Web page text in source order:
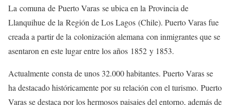
La comuna de Puerto Varas se ubica en la Provincia de
Llanquihue de la Región de Los Lagos (Chile). Puerto Varas fue
creada a partir de la colonización alemana con inmigrantes que se
asentaron en este lugar entre los años 1852 y 1853.
Actualmente consta de unos 32.000 habitantes. Puerto Varas se
ha destacado históricamente por su relación con el turismo. Puerto
Varas se destaca por los hermosos paisajes del entorno, además de